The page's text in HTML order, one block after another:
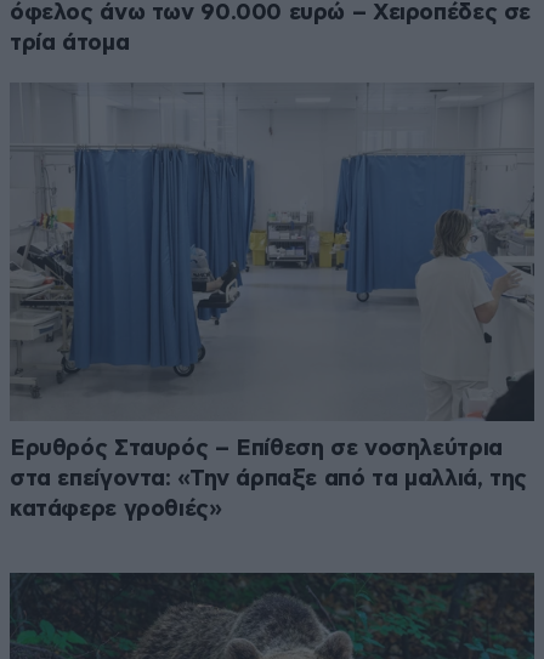
όφελος άνω των 90.000 ευρώ – Χειροπέδες σε
τρία άτομα
Ερυθρός Σταυρός – Επίθεση σε νοσηλεύτρια
στα επείγοντα: «Την άρπαξε από τα μαλλιά, της
κατάφερε γροθιές»